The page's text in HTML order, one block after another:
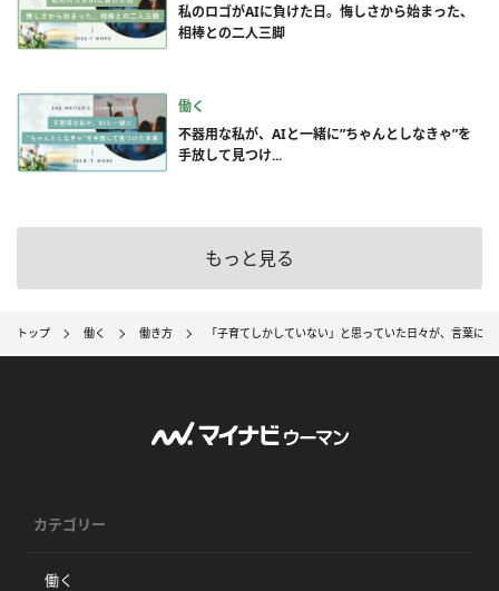
私のロゴがAIに負けた日。悔しさから始まった、
相棒との二人三脚
働く
不器用な私が、AIと一緒に”ちゃんとしなきゃ”を
手放して見つけ...
もっと見る
トップ 働く 働き方 「子育てしかしていない」と思っていた日々が、言葉にな
カテゴリー
働く